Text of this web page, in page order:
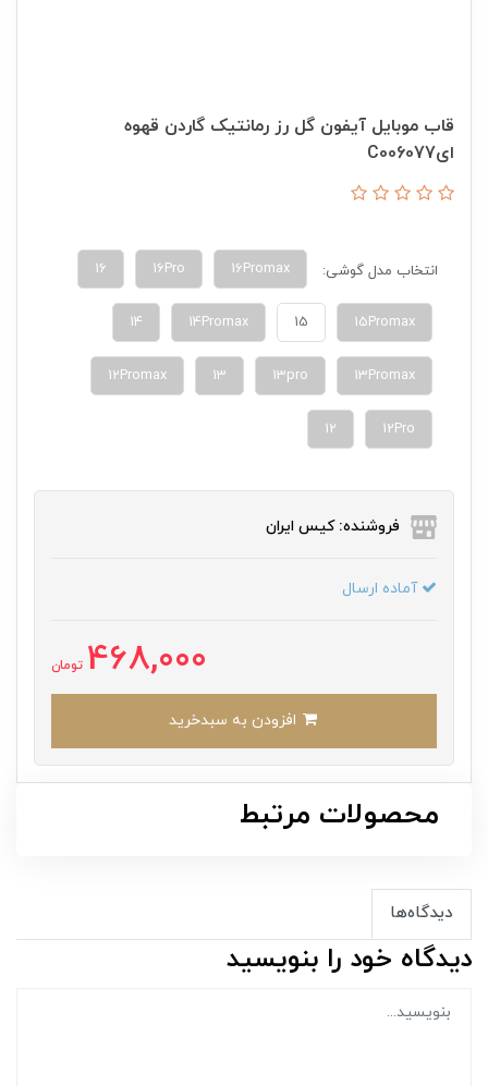
قاب موبایل آیفون گل رز رمانتیک گاردن قهوه
ایC006077
انتخاب مدل گوشی: 16Promax
16Pro
16
15Promax
15
14Promax
14
13Promax
13pro
13
12Promax
12Pro
12
فروشنده: کیس ایران
آماده ارسال
468,000 تومان
محصولات مرتبط
دیدگاه‌ها
دیدگاه خود را بنویسید